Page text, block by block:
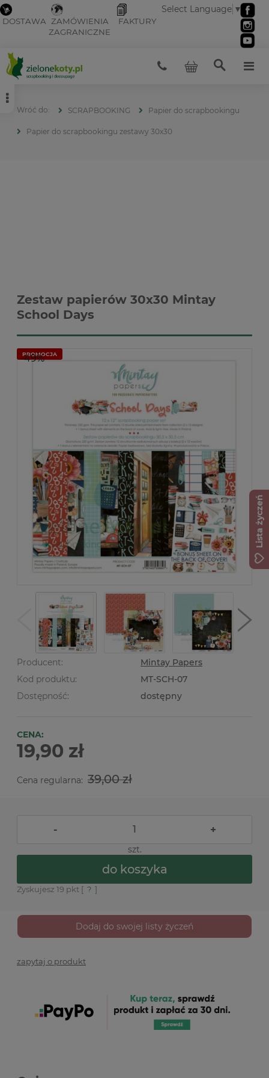
DOSTAWA ZAMÓWIENIA
ZAGRANICZNE
FAKTURY
Select Language ▼
SCRAPBOOKING Papier do scrapbookingu
Papier do scrapbookingu zestawy 30x30
Zestaw papierów 30x30 Mintay
School Days
PROMOCJA
-49%
Producent:
Mintay Papers
Kod produktu:
MT-SCH-07
Dostępność:
dostępny
CENA:
19,90 zł
Cena regularna: 39,00 zł
- +
szt.
do koszyka
Zyskujesz 19 pkt [ ? ]
Dodaj do swojej listy życzeń
zapytaj o produkt
Lista życzeń